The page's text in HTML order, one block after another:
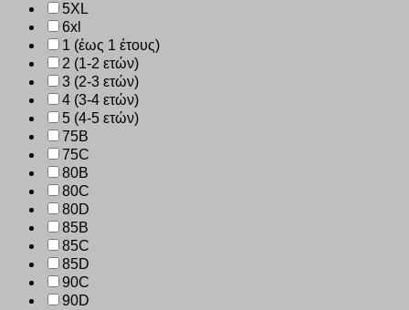
5XL
6xl
1 (έως 1 έτους)
2 (1-2 ετών)
3 (2-3 ετών)
4 (3-4 ετών)
5 (4-5 ετών)
75B
75C
80B
80C
80D
85B
85C
85D
90C
90D